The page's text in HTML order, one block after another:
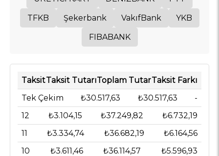
TFKB Şekerbank VakıfBank YKB
FIBABANK
TaksitTaksit TutarıToplam TutarTaksit Farkı
Tek Çekim
₺30.517,63 ₺30.517,63
-
12
₺3.104,15 ₺37.249,82
₺6.732,19
11
₺3.334,74 ₺36.682,19
₺6.164,56
10
₺3.611,46 ₺36.114,57
₺5.596,93